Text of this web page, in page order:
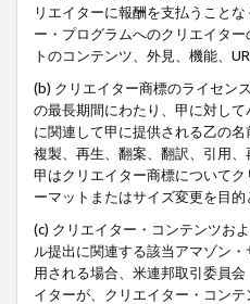
リエイターに報酬を支払うこと
ー・プログラムへのクリエイタ
トのコンテンツ、外見、機能、
(b) クリエイター商標のライセン
の最長期間にわたり、甲に対し
に関連して甲に提供される乙の
複製、再生、翻案、翻訳、引用
甲はクリエイター商標について
ーマットまたはサイズ変更を目的
(c) クリエイター・コンテンツお
ル提出に関連する該当アマゾン
用される場合、米連邦取引委員
イターが、クリエイター・コン